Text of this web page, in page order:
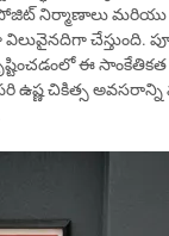
నిర్మాణాలు మరియు
విలువైనదిగా చేస్తుంది.
ఈ సాంకేతికత
ఉష్ణ చికిత్స